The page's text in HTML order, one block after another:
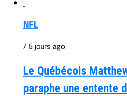
NFL
/ 6 jours ago
Le Québécois
paraphe une entente